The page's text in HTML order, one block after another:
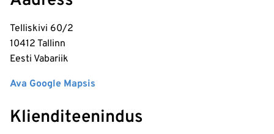
Telliskivi 60/2
10412 Tallinn
Eesti Vabariik
Ava Google Mapsis
Klienditeenindus